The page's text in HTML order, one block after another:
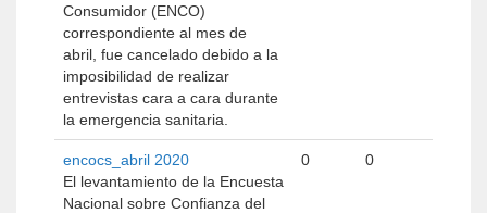
Consumidor (ENCO)
correspondiente al mes de
abril, fue cancelado debido a la
imposibilidad de realizar
entrevistas cara a cara durante
la emergencia sanitaria.
encocs_abril 2020
El levantamiento de la Encuesta
Nacional sobre Confianza del
0 0